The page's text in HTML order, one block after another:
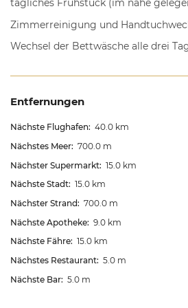
tägliches Frühstück (im nahe
Zimmerreinigung und
Wechsel der Bettwäsche alle drei
Entfernungen
Nächste Flughafen: 40.0 km
Nächstes Meer: 700.0 m
Nächster Supermarkt: 15.0 km
Nächste Stadt: 15.0 km
Nächster Strand: 700.0 m
Nächste Apotheke: 9.0 km
Nächste Fähre: 15.0 km
Nächstes Restaurant: 5.0 m
Nächste Bar: 5.0 m